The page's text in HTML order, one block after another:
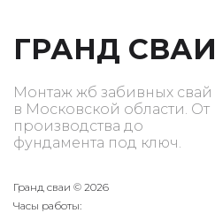
ГРАНД СВАИ
Монтаж жб забивных свай
в Московской области. От
производства до
фундамента под ключ.
Гранд сваи © 2026
Часы работы: